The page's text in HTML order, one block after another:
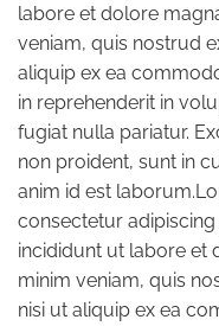
labore et dolore
veniam, quis nostrud
aliquip ex ea
in reprehenderit in
fugiat nulla pariatur.
non proident, sunt in
anim id est
consectetur
incididunt ut labore et
minim veniam, quis
nisi ut aliquip ex ea